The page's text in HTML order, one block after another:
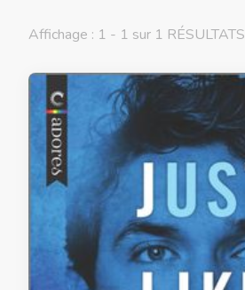
Affichage : 1 - 1 sur 1 RÉSULTATS